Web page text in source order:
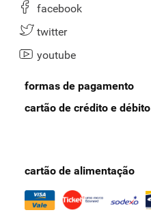
facebook
twitter
youtube
formas de pagamento
cartão de crédito e débito
cartão de alimentação